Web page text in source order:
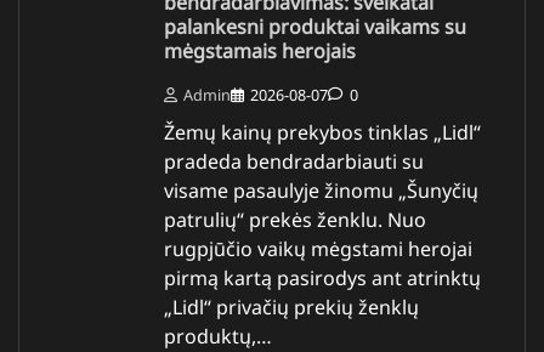
palankesni produktai vaikams su
mėgstamais herojais
Admin 2026-08-07 0
Žemų kainų prekybos tinklas „Lidl“
pradeda bendradarbiauti su
visame pasaulyje žinomu „Šunyčių
patrulių“ prekės ženklu. Nuo
rugpjūčio vaikų mėgstami herojai
pirmą kartą pasirodys ant atrinktų
„Lidl“ privačių prekių ženklų
produktų,…